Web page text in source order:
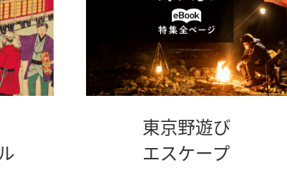
東京野遊び
エスケープ別